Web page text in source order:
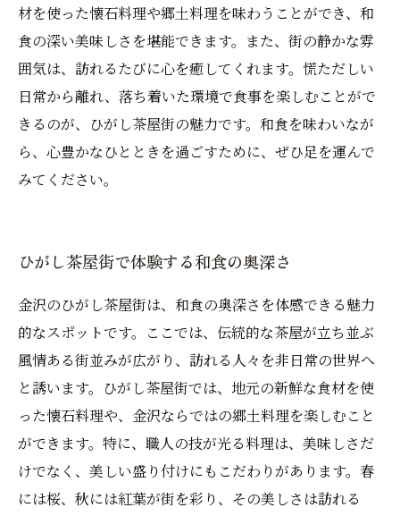
材を使った懐石料理や郷土料理を味わうことができ、和
食の深い美味しさを堪能できます。また、街の静かな雰
囲気は、訪れるたびに心を癒してくれます。慌ただしい
日常から離れ、落ち着いた環境で食事を楽しむことがで
きるのが、ひがし茶屋街の魅力です。和食を味わいなが
ら、心豊かなひとときを過ごすために、ぜひ足を運んで
みてください。
ひがし茶屋街で体験する和食の奥深さ
金沢のひがし茶屋街は、和食の奥深さを体感できる魅力
的なスポットです。ここでは、伝統的な茶屋が立ち並ぶ
風情ある街並みが広がり、訪れる人々を非日常の世界へ
と誘います。ひがし茶屋街では、地元の新鮮な食材を使
った懐石料理や、金沢ならではの郷土料理を楽しむこと
ができます。特に、職人の技が光る料理は、美味しさだ
けでなく、美しい盛り付けにもこだわりがあります。春
には桜、秋には紅葉が街を彩り、その美しさは訪れる